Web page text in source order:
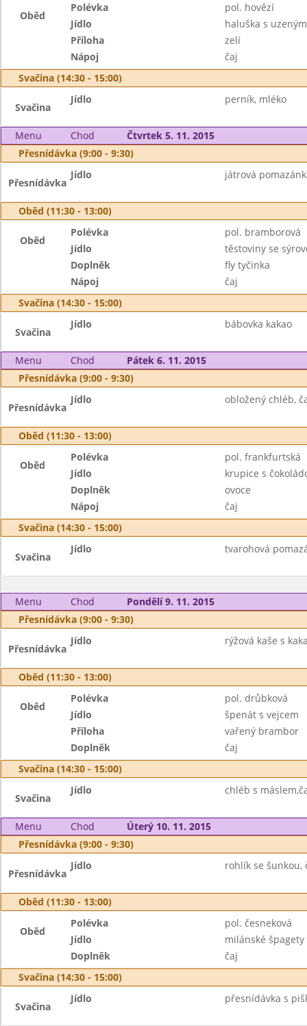
Oběd
Polévka
pol. hovězí
Jídlo
haluška s
Příloha
zelí
Nápoj
čaj
Svačina (14:30 - 15:00)
Svačina
Jídlo perník, mléko
Menu Chod
Čtvrtek 5. 11. 2015
Přesnídávka (9:00 - 9:30)
Přesnídávka
Jídlo játrová
Oběd (11:30 - 13:00)
Oběd
Polévka
pol. bramborová
Jídlo
těstoviny se
Doplněk
fly tyčinka
Nápoj
čaj
Svačina (14:30 - 15:00)
Svačina
Jídlo bábovka kakao
Menu Chod
Pátek 6. 11. 2015
Přesnídávka (9:00 - 9:30)
Přesnídávka
Jídlo obložený chléb,
Oběd (11:30 - 13:00)
Oběd
Polévka
pol. frankfurtská
Jídlo
krupice s
Doplněk
ovoce
Nápoj
čaj
Svačina (14:30 - 15:00)
Svačina
Jídlo tvarohová
Menu Chod
Pondělí 9. 11. 2015
Přesnídávka (9:00 - 9:30)
Přesnídávka
Jídlo rýžová kaše s
Oběd (11:30 - 13:00)
Oběd
Polévka
pol. drůbková
Jídlo
špenát s vejcem
Příloha
vařený brambor
Doplněk
čaj
Svačina (14:30 - 15:00)
Svačina
Jídlo chléb s
Menu Chod
Úterý 10. 11. 2015
Přesnídávka (9:00 - 9:30)
Přesnídávka
Jídlo rohlík se šunkou,
Oběd (11:30 - 13:00)
Oběd
Polévka
pol. česneková
Jídlo
milánské špagety
Doplněk
čaj
Svačina (14:30 - 15:00)
Svačina
Jídlo přesnídávka s